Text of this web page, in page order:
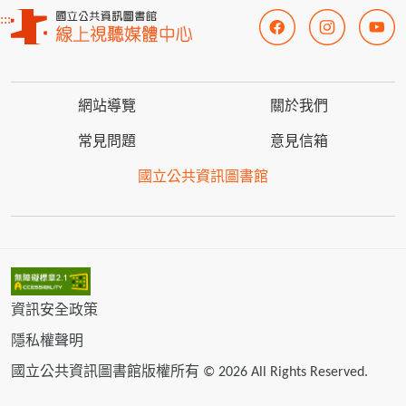
:::
網站導覽 關於我們
常見問題 意見信箱
國立公共資訊圖書館
資訊安全政策
隱私權聲明
國立公共資訊圖書館版權所有 © 2026 All Rights Reserved.